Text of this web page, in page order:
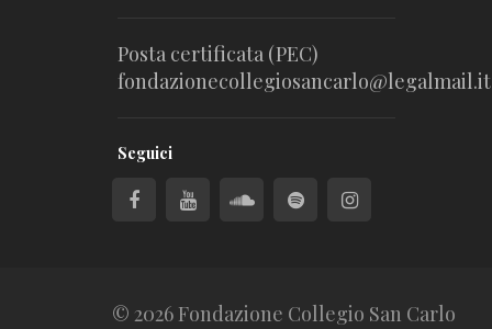
Posta certificata (PEC)
fondazionecollegiosancarlo@legalmail.it
Seguici
© 2026 Fondazione Collegio San Carlo